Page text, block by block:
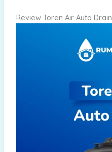
Review Toren Air Auto Drain